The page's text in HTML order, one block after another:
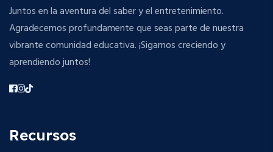
Juntos en la aventura del saber y el entretenimiento.
Agradecemos profundamente que seas parte de nuestra
vibrante comunidad educativa. ¡Sigamos creciendo y
aprendiendo juntos!
Recursos